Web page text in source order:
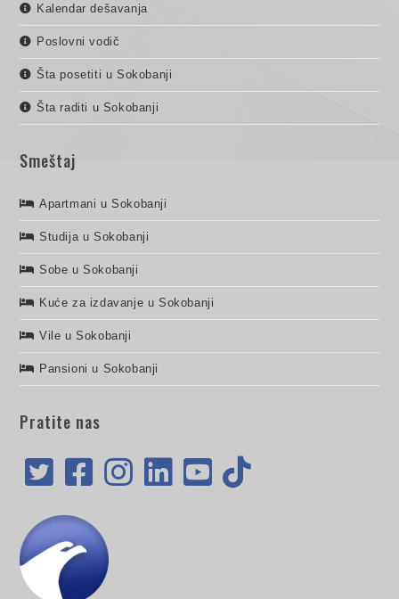
Kalendar dešavanja
Poslovni vodič
Šta posetiti u Sokobanji
Šta raditi u Sokobanji
Smeštaj
Apartmani u Sokobanji
Studija u Sokobanji
Sobe u Sokobanji
Kuće za izdavanje u Sokobanji
Vile u Sokobanji
Pansioni u Sokobanji
Pratite nas